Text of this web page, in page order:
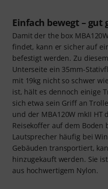
Einfach bewegt – gut
Damit der the box
findet, kann er sicher auf
befestigt werden. Zu
Unterseite ein 35mm-
mit 19kg nicht so schwer
ist, hält es dennoch einige
sich etwa sein Griff an
und der MBA120W mkII HT
Reisekoffer auf dem Boden
Lautsprecher häufig bei
Gebäuden transportiert,
hinzugekauft werden. Sie
aus hochwertigem Nylon.